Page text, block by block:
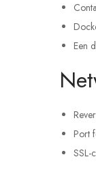
Een
Port
SSL-